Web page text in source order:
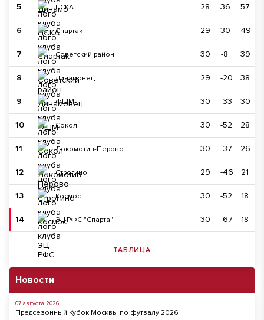
5 ЦСКА 28 36 57
6 Спартак 29 30 49
7 Советский район 30 -8 39
8 Динамовец 29 -20 38
9 ФШМ 30 -33 30
10 Сокол 30 -52 28
11 Локомотив-Перово 30 -37 26
12 Строгино 29 -46 21
13 Космос 30 -52 18
14 ЭЦ РФС "Спарта" 30 -67 18
ТАБЛИЦА
Новости
07 августа 2026
Предсезонный Кубок Москвы по футзалу 2026